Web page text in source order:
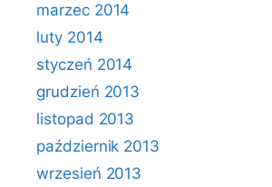
marzec 2014
luty 2014
styczeń 2014
grudzień 2013
listopad 2013
październik 2013
wrzesień 2013